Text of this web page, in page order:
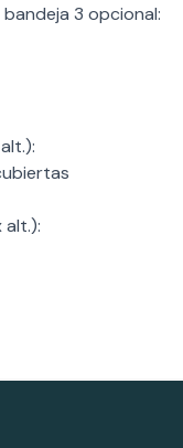
3 opcional:
alt.):